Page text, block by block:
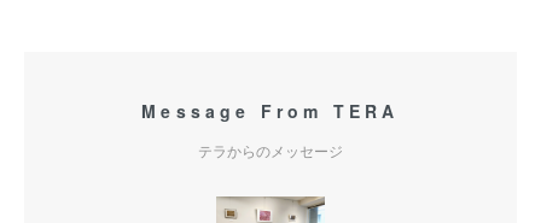
Message From TERA
テラからのメッセージ